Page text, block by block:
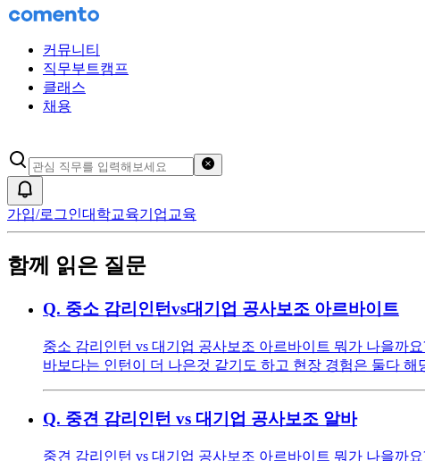
커뮤니티
직무부트캠프
클래스
채용
가입/로그인대학교육기업교육
함께 읽은 질문
Q. 중소 감리인턴vs대기업 공사보조 아르바이트
중소 감리인턴 vs 대기업 공사보조 아르바이트 뭐가 나을까
바보다는 인턴이 더 나은것 같기도 하고 현장 경험은 둘다
Q. 중견 감리인턴 vs 대기업 공사보조 알바
중견 감리인턴 vs 대기업 공사보조 아르바이트 뭐가 나을까